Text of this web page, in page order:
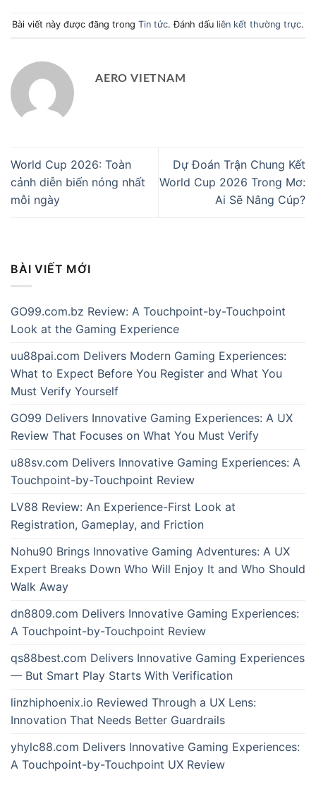
Bài viết này được đăng trong Tin tức. Đánh dấu liên kết thường trực.
AERO VIETNAM
World Cup 2026: Toàn
cảnh diễn biến nóng nhất
mỗi ngày
Dự Đoán Trận Chung Kết
World Cup 2026 Trong Mơ:
Ai Sẽ Nâng Cúp?
BÀI VIẾT MỚI
GO99.com.bz Review: A Touchpoint-by-Touchpoint
Look at the Gaming Experience
uu88pai.com Delivers Modern Gaming Experiences:
What to Expect Before You Register and What You
Must Verify Yourself
GO99 Delivers Innovative Gaming Experiences: A UX
Review That Focuses on What You Must Verify
u88sv.com Delivers Innovative Gaming Experiences: A
Touchpoint-by-Touchpoint Review
LV88 Review: An Experience-First Look at
Registration, Gameplay, and Friction
Nohu90 Brings Innovative Gaming Adventures: A UX
Expert Breaks Down Who Will Enjoy It and Who Should
Walk Away
dn8809.com Delivers Innovative Gaming Experiences:
A Touchpoint-by-Touchpoint Review
qs88best.com Delivers Innovative Gaming Experiences
— But Smart Play Starts With Verification
linzhiphoenix.io Reviewed Through a UX Lens:
Innovation That Needs Better Guardrails
yhylc88.com Delivers Innovative Gaming Experiences:
A Touchpoint-by-Touchpoint UX Review